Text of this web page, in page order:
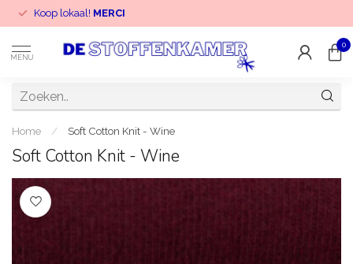
Koop lokaal! MERCI
MENU
0
Home / Soft Cotton Knit - Wine
Soft Cotton Knit - Wine